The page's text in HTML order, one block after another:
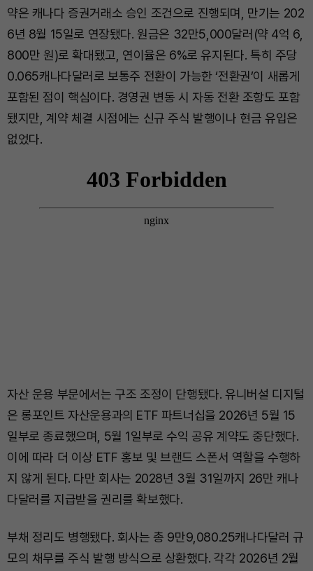
약은 캐나다 증권거래소 승인 조건으로 진행되며, 만기는 202
6년 8월 15일로 연장됐다. 원금은 32만5,000달러(약 4억 6,
800만 원)로 확대됐고, 연이율은 6%로 유지된다. 특히 주당
0.065캐나다달러로 보통주 전환이 가능한 ‘전환권’이 새롭게
포함된 점이 핵심이다. 경영권 변동 시 자동 전환 조항도 포함
됐지만, 계약 체결 시점에는 신규 주식 발행이나 현금 유입은
없었다.
자산 운용 부문에서는 구조 조정이 단행됐다. 유니버설 디지털
은 롱포인트 자산운용과의 ETF 파트너십을 2026년 5월 15
일부로 종료했으며, 5월 1일부로 수익 공유 계약도 중단했다.
이에 따라 더 이상 ETF 홍보 및 브랜드 스폰서 역할을 수행하
지 않게 된다. 다만 회사는 2028년 3월 31일까지 26만 캐나
다달러를 지급받을 권리를 확보했다.
부채 정리도 병행됐다. 회사는 총 9만9,080.25캐나다달러 규
모의 채무를 주식 발행 방식으로 상환했다. 각각 2026년 2월